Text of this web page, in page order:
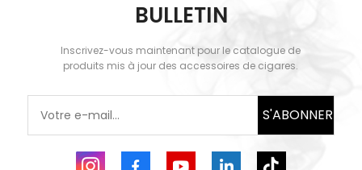
BULLETIN
Inscrivez-vous maintenant pour le catalogue de
produits mis à jour des accessoires de cigares.
S'ABONNER